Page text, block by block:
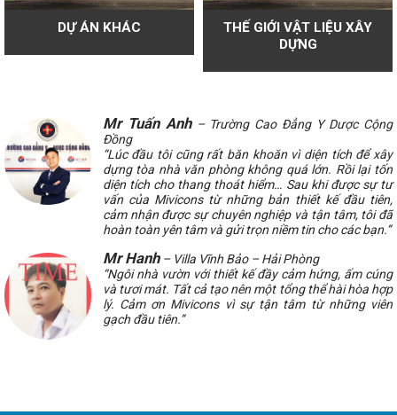
DỰ ÁN KHÁC
THẾ GIỚI VẬT LIỆU XÂY
DỰNG
Mr Tuấn Anh – Trường Cao Đẳng Y Dược Cộng
Đồng
“Lúc đầu tôi cũng rất băn khoăn vì diện tích để xây
dựng tòa nhà văn phòng không quá lớn. Rồi lại tốn
diện tích cho thang thoát hiểm… Sau khi được sự tư
vấn của Mivicons từ những bản thiết kế đầu tiên,
cảm nhận được sự chuyên nghiệp và tận tâm, tôi đã
hoàn toàn yên tâm và gửi trọn niềm tin cho các bạn.”
Mr Hanh – Villa Vĩnh Bảo – Hải Phòng
“Ngôi nhà vườn với thiết kế đầy cảm hứng, ấm cúng
và tươi mát. Tất cả tạo nên một tổng thể hài hòa hợp
lý. Cảm ơn Mivicons vì sự tận tâm từ những viên
gạch đầu tiên.”